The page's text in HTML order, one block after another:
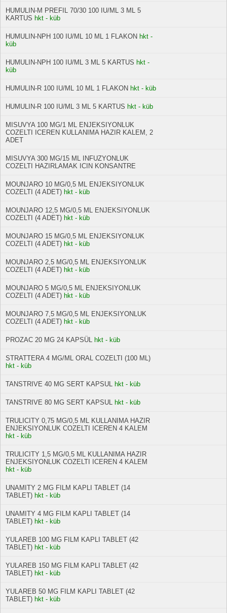
HUMULIN-M PREFIL 70/30 100 IU/ML 3 ML 5
KARTUS hkt - küb
HUMULIN-NPH 100 IU/ML 10 ML 1 FLAKON hkt -
küb
HUMULIN-NPH 100 IU/ML 3 ML 5 KARTUS hkt -
küb
HUMULIN-R 100 IU/ML 10 ML 1 FLAKON hkt - küb
HUMULIN-R 100 IU/ML 3 ML 5 KARTUS hkt - küb
MISUVYA 100 MG/1 ML ENJEKSIYONLUK
COZELTI ICEREN KULLANIMA HAZIR KALEM, 2
ADET
MISUVYA 300 MG/15 ML INFUZYONLUK
COZELTI HAZIRLAMAK ICIN KONSANTRE
MOUNJARO 10 MG/0,5 ML ENJEKSIYONLUK
COZELTI (4 ADET) hkt - küb
MOUNJARO 12,5 MG/0,5 ML ENJEKSIYONLUK
COZELTI (4 ADET) hkt - küb
MOUNJARO 15 MG/0,5 ML ENJEKSIYONLUK
COZELTI (4 ADET) hkt - küb
MOUNJARO 2,5 MG/0,5 ML ENJEKSIYONLUK
COZELTI (4 ADET) hkt - küb
MOUNJARO 5 MG/0,5 ML ENJEKSIYONLUK
COZELTI (4 ADET) hkt - küb
MOUNJARO 7,5 MG/0,5 ML ENJEKSIYONLUK
COZELTI (4 ADET) hkt - küb
PROZAC 20 MG 24 KAPSÜL hkt - küb
STRATTERA 4 MG/ML ORAL COZELTI (100 ML)
hkt - küb
TANSTRIVE 40 MG SERT KAPSUL hkt - küb
TANSTRIVE 80 MG SERT KAPSUL hkt - küb
TRULICITY 0,75 MG/0,5 ML KULLANIMA HAZIR
ENJEKSIYONLUK COZELTI ICEREN 4 KALEM
hkt - küb
TRULICITY 1,5 MG/0,5 ML KULLANIMA HAZIR
ENJEKSIYONLUK COZELTI ICEREN 4 KALEM
hkt - küb
UNAMITY 2 MG FILM KAPLI TABLET (14
TABLET) hkt - küb
UNAMITY 4 MG FILM KAPLI TABLET (14
TABLET) hkt - küb
YULAREB 100 MG FILM KAPLI TABLET (42
TABLET) hkt - küb
YULAREB 150 MG FILM KAPLI TABLET (42
TABLET) hkt - küb
YULAREB 50 MG FILM KAPLI TABLET (42
TABLET) hkt - küb